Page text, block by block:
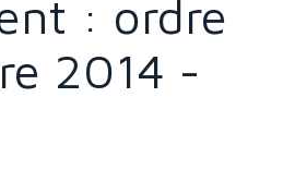
: ordre
2014 -